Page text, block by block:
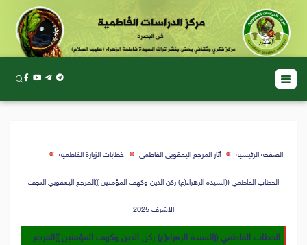
الصفحة الرئيسية أثار المرجع اليعقوبي الفاطمي خطابات الزيارة الفاطمية
الخطاب الفاطمي ((السيدة الزهراء(ع) ركن الدين وكهف المؤمنين ))المرجع اليعقوبي النجف
الاشرف 2025
الخطاب الفاطمي ((السيدة الزهراء(ع) ركن الدين وكهف المؤمنين ))المرجع